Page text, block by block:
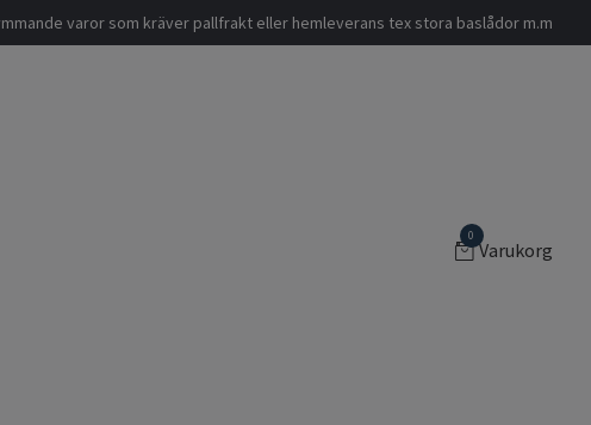
varor som kräver pallfrakt eller hemleverans tex stora baslådor m.m
0
Varukorg